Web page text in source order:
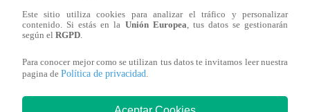
¡No te pierdas de contenido y noticiasEXCLUSIVAS
Este sitio utiliza cookies para analizar el tráfico y personalizar
contenido. Si estás en la Unión Europea , tus datos se gestionarán
según el RGPD
Para conocer mejor como se utilizan tus datos te invitamos leer nuestra
pagina de Política de privacidad